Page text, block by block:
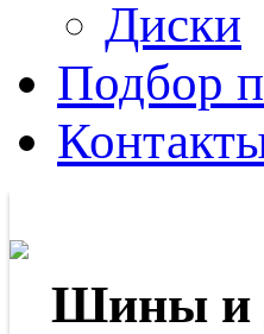
Диски
Подбор
Шины и